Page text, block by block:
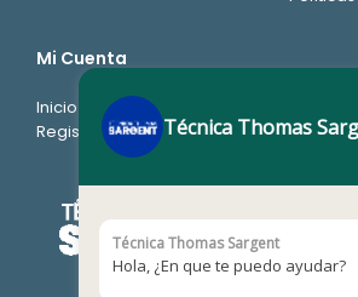
Mi Cuenta
Inicio de sesión
Registro
Técnica Thomas
Técnica Thomas Sargent
Hola, ¿En que te puedo ayudar?